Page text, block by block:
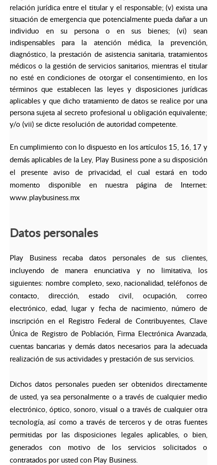
relación jurídica entre el titular y el responsable; (v) exista una
situación de emergencia que potencialmente pueda dañar a un
individuo en su persona o en sus bienes; (vi) sean
indispensables para la atención médica, la prevención,
diagnóstico, la prestación de asistencia sanitaria, tratamientos
médicos o la gestión de servicios sanitarios, mientras el titular
no esté en condiciones de otorgar el consentimiento, en los
términos que establecen las leyes y disposiciones jurídicas
aplicables y que dicho tratamiento de datos se realice por una
persona sujeta al secreto profesional u obligación equivalente;
y/o (vii) se dicte resolución de autoridad competente.
En cumplimiento con lo dispuesto en los artículos 15, 16, 17 y
demás aplicables de la Ley, Play Business pone a su disposición
el presente aviso de privacidad, el cual estará en todo
momento disponible en nuestra página de Internet:
www.playbusiness.mx
Datos personales
Play Business recaba datos personales de sus clientes,
incluyendo de manera enunciativa y no limitativa, los
siguientes: nombre completo, sexo, nacionalidad, teléfonos de
contacto, dirección, estado civil, ocupación, correo
electrónico, edad, lugar y fecha de nacimiento, número de
inscripción en el Registro Federal de Contribuyentes, Clave
Única de Registro de Población, Firma Electrónica Avanzada,
cuentas bancarias y demás datos necesarios para la adecuada
realización de sus actividades y prestación de sus servicios.
Dichos datos personales pueden ser obtenidos directamente
de usted, ya sea personalmente o a través de cualquier medio
electrónico, óptico, sonoro, visual o a través de cualquier otra
tecnología, así como a través de terceros y de otras fuentes
permitidas por las disposiciones legales aplicables, o bien,
generados con motivo de los servicios solicitados o
contratados por usted con Play Business.